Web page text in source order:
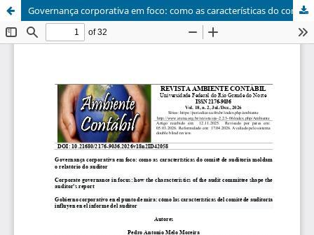
Governança corporativa em foco: como as características do comitê de auditoria moldam o relatório do auditor